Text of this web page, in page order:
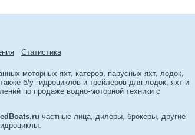
Cтатиcтика
моторных яхт, катеров, парусных яхт, лодок,
б/у гидроциклов и трейлеров для лодок, яхт и
по продаже водно-моторной техники с
частные лица, дилеры, брокеры, другие